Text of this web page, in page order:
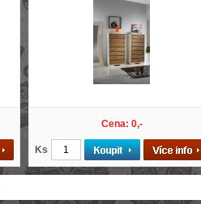
Cena: 0,-
Ks